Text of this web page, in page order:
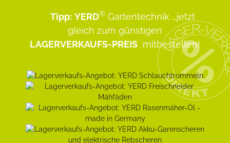
Tipp: YERD® Gartentechnik ...jetzt
gleich zum günstigen
LAGERVERKAUFS-PREIS mitbestellen!